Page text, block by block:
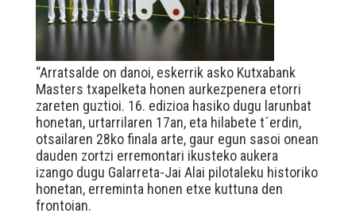
“Arratsalde on danoi, eskerrik asko Kutxabank
Masters txapelketa honen aurkezpenera etorri
zareten guztioi. 16. edizioa hasiko dugu larunbat
honetan, urtarrilaren 17an, eta hilabete t´erdin,
otsailaren 28ko finala arte, gaur egun sasoi onean
dauden zortzi erremontari ikusteko aukera
izango dugu Galarreta-Jai Alai pilotaleku historiko
honetan, erreminta honen etxe kuttuna den
frontoian.